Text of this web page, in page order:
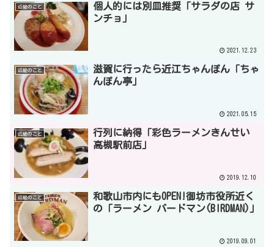
近畿のこと
個人的には別皿推奨「サラダの店 サ
ンチョ」
2021.12.23
近畿のこと
滋賀に行ったら近江ちゃんぽん「ちゃ
んぽん亭」
2021.05.15
近畿のこと
行列に納得「彩色ラーメンきんせい
高槻駅前店」
2019.12.10
近畿のこと
和歌山市内にもOPEN!御坊市役所近く
の「ラーメン バードマン(BIRDMAN)」
2019.09.01